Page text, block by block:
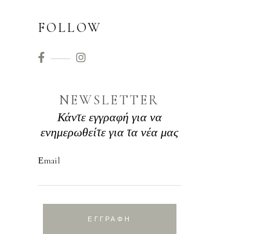
FOLLOW
NEWSLETTER
Κάντε εγγραφή για να
ενημερωθείτε για τα νέα μας
Εmail
ΕΓΓΡΑΦΗ